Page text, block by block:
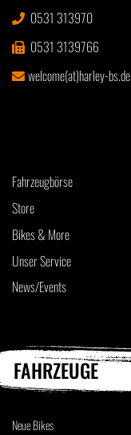
0531 313970
0531 3139766
welcome(at)harley-bs.de
Fahrzeugbörse
Store
Bikes & More
Unser Service
News/Events
FAHRZEUGE
Neue Bikes